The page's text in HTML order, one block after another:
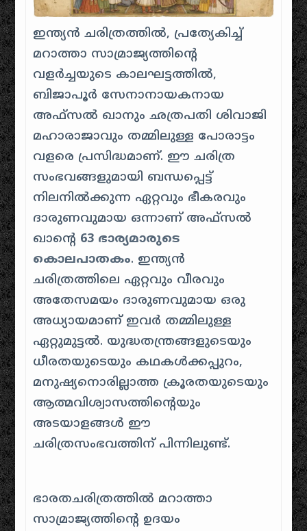
ഇന്ത്യൻ ചരിത്രത്തിൽ, പ്രത്യേകിച്ച്
മറാത്താ സാമ്രാജ്യത്തിന്റെ
വളർച്ചയുടെ കാലഘട്ടത്തിൽ,
ബിജാപൂർ സേനാനായകനായ
അഫ്സൽ ഖാനും ഛത്രപതി ശിവാജി
മഹാരാജാവും തമ്മിലുള്ള പോരാട്ടം
വളരെ പ്രസിദ്ധമാണ്. ഈ ചരിത്ര
സംഭവങ്ങളുമായി ബന്ധപ്പെട്ട്
നിലനിൽക്കുന്ന ഏറ്റവും ഭീകരവും
ദാരുണവുമായ ഒന്നാണ് അഫ്സൽ
ഖാൻ്റെ 63 ഭാര്യമാരുടെ
കൊലപാതകം. ഇന്ത്യൻ
ചരിത്രത്തിലെ ഏറ്റവും വീരവും
അതേസമയം ദാരുണവുമായ ഒരു
അധ്യായമാണ് ഇവർ തമ്മിലുള്ള
ഏറ്റുമുട്ടൽ. യുദ്ധതന്ത്രങ്ങളുടെയും
ധീരതയുടെയും കഥകൾക്കപ്പുറം,
മനുഷ്യനൊരില്ലാത്ത ക്രൂരതയുടെയും
ആത്മവിശ്വാസത്തിന്റെയും
അടയാളങ്ങൾ ഈ
ചരിത്രസംഭവത്തിന് പിന്നിലുണ്ട്.
ഭാരതചരിത്രത്തിൽ മറാത്താ
സാമ്രാജ്യത്തിന്റെ ഉദയം